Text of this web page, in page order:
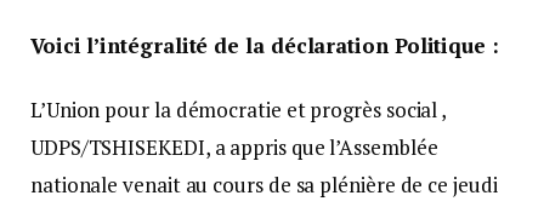
Voici l’intégralité de la déclaration Politique :
L’Union pour la démocratie et progrès social ,
UDPS/TSHISEKEDI, a appris que l’Assemblée
nationale venait au cours de sa plénière de ce jeudi